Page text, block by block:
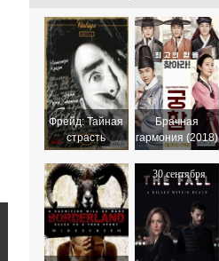
Фрейд: Тайная
страсть
Брачная
гармония (2018)
30 сентября
2016